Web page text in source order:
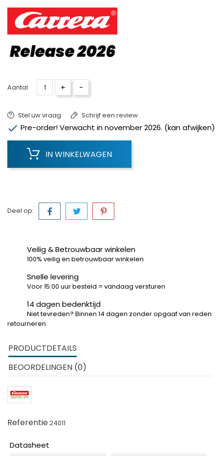
Aantal: + -
Stel uw vraag Schrijf een review
 Pre-order! Verwacht in november 2026. (kan afwijken)
IN WINKELWAGEN
Deel op:
Veilig & Betrouwbaar winkelen
100% veilig en betrouwbaar winkelen
Snelle levering
Voor 15:00 uur besteld = vandaag versturen
14 dagen bedenktijd
Niet tevreden? Binnen 14 dagen zonder opgaaf van reden
retourneren.
PRODUCTDETAILS
BEOORDELINGEN (0)
Referentie24011
Datasheet